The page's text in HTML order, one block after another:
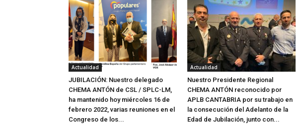
Actualidad
JUBILACIÓN: Nuestro delegado
CHEMA ANTÓN de CSL / SPLC-LM,
ha mantenido hoy miércoles 16 de
febrero 2022, varias reuniones en el
Congreso de los...
Actualidad
Nuestro Presidente Regional
CHEMA ANTÓN reconocido por
APLB CANTABRIA por su trabajo en
la consecución del Adelanto de la
Edad de Jubilación, junto con...